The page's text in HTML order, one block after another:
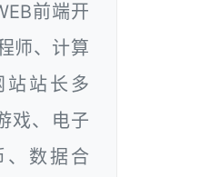
前端开
师、计算
站站长多
戏、电子
、数据合